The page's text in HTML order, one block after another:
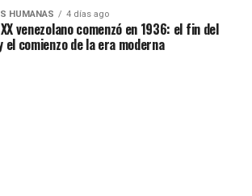
HUMANAS 4 días ago
venezolano comenzó en 1936: el fin del
comienzo de la era moderna